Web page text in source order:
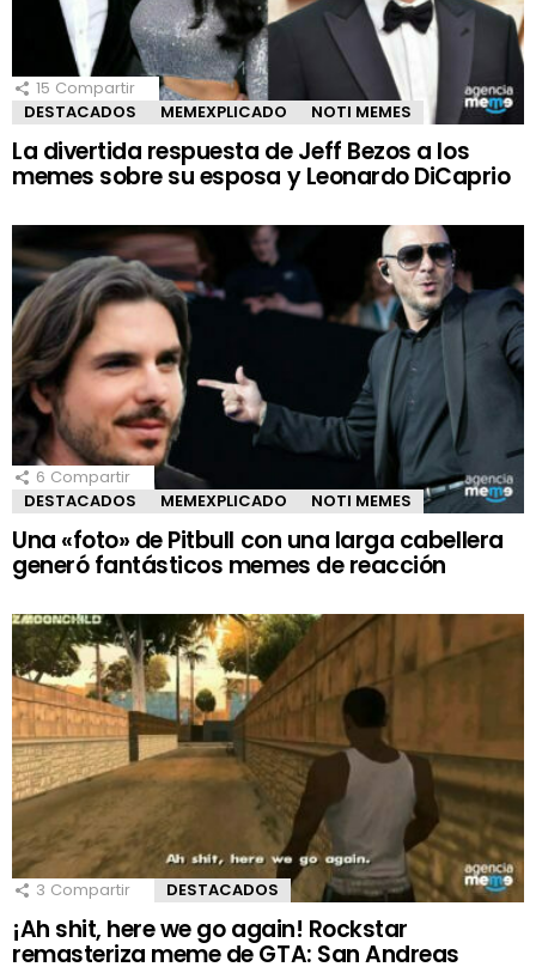
15 Compartir
DESTACADOS
MEMEXPLICADO NOTI MEMES
La divertida respuesta de Jeff Bezos a los
memes sobre su esposa y Leonardo DiCaprio
6 Compartir
DESTACADOS
MEMEXPLICADO NOTI MEMES
Una «foto» de Pitbull con una larga cabellera
generó fantásticos memes de reacción
3 Compartir DESTACADOS
¡Ah shit, here we go again! Rockstar
remasteriza meme de GTA: San Andreas